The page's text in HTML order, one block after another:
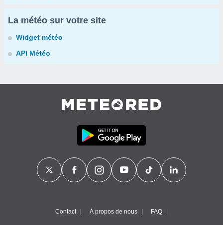
La météo sur votre site
Widget météo
API Météo
Contact À propos de nous FAQ